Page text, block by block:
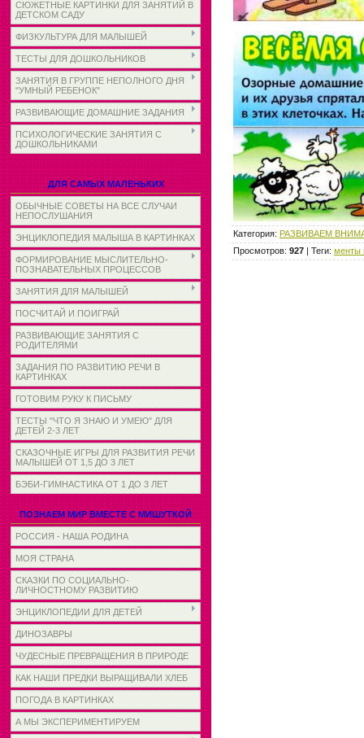
СЮЖЕТНЫЕ КАРТИНКИ ДЛЯ ЗАНЯТИЙ В
ДЕТСКОМ САДУ
ФИЗКУЛЬТУРА ДЛЯ МАЛЫШЕЙ
ТЕСТЫ ДЛЯ ДОШКОЛЬНИКОВ
ЗАНЯТИЯ В ГРУППЕ НЕПОЛНОГО ДНЯ
"УМНЫЙ РЕБЕНОК"
РАЗВИВАЮЩИЕ ДОМАШНИЕ ЗАДАНИЯ
ПСИХОЛОГИЧЕСКИЕ ЗАНЯТИЯ С
ДОШКОЛЬНИКАМИ
ДЛЯ САМЫХ МАЛЕНЬКИХ
ОБЫЧНЫЕ СОВЕТЫ НА ВСЕ СЛУЧАИ
НЕПОСЛУШАНИЯ
ЭНЦИКЛОПЕДИЯ МАЛЫША В КАРТИНКАХ
ФОРМИРОВАНИЕ МЫСЛИТЕЛЬНО-
ПОЗНАВАТЕЛЬНЫХ ПРОЦЕССОВ
ЗАНЯТИЯ ДЛЯ МАЛЫШЕЙ
ПОСЧИТАЙ И ПОИГРАЙ
РАЗВИВАЮЩИЕ ЗАНЯТИЯ С
РОДИТЕЛЯМИ
ЗАДАНИЯ ПО РАЗВИТИЮ РЕЧИ В
КАРТИНКАХ
ГОТОВИМ РУКУ К ПИСЬМУ
ТЕСТЫ "ЧТО Я ЗНАЮ И УМЕЮ" ДЛЯ
ДЕТЕЙ 2-3 ЛЕТ
СКАЗОЧНЫЕ ИГРЫ ДЛЯ РАЗВИТИЯ РЕЧИ
МАЛЫШЕЙ ОТ 1,5 ДО 3 ЛЕТ
БЭБИ-ГИМНАСТИКА ОТ 1 ДО 3 ЛЕТ
ПОЗНАЕМ МИР ВМЕСТЕ С МИШУТКОЙ
РОССИЯ - НАША РОДИНА
МОЯ СТРАНА
СКАЗКИ ПО СОЦИАЛЬНО-
ЛИЧНОСТНОМУ РАЗВИТИЮ
ЭНЦИКЛОПЕДИИ ДЛЯ ДЕТЕЙ
ДИНОЗАВРЫ
ЧУДЕСНЫЕ ПРЕВРАЩЕНИЯ В ПРИРОДЕ
КАК НАШИ ПРЕДКИ ВЫРАЩИВАЛИ ХЛЕБ
ПОГОДА В КАРТИНКАХ
А МЫ ЭКСПЕРИМЕНТИРУЕМ
Категория: РАЗВИВАЕМ
Просмотров: 927 | Теги: менты